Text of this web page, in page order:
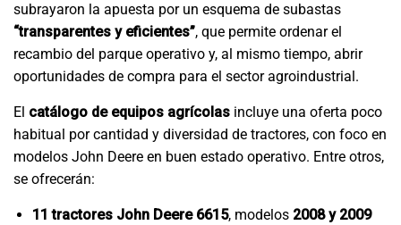
subrayaron la apuesta por un esquema de subastas
“transparentes y eficientes”, que permite ordenar el
recambio del parque operativo y, al mismo tiempo, abrir
oportunidades de compra para el sector agroindustrial.
El catálogo de equipos agrícolas incluye una oferta poco
habitual por cantidad y diversidad de tractores, con foco en
modelos John Deere en buen estado operativo. Entre otros,
se ofrecerán:
11 tractores John Deere 6615, modelos 2008 y 2009